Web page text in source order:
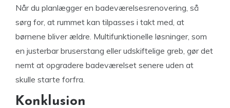
Når du planlægger en badeværelsesrenovering, så
sørg for, at rummet kan tilpasses i takt med, at
børnene bliver ældre. Multifunktionelle løsninger, som
en justerbar bruserstang eller udskiftelige greb, gør det
nemt at opgradere badeværelset senere uden at
skulle starte forfra.
Konklusion